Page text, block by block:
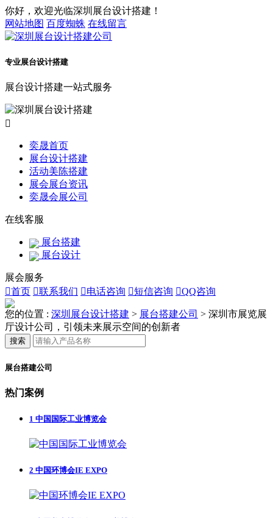
你好，欢迎光临深圳展台设计搭建！
网站地图 百度蜘蛛 在线留言
专业展台设计搭建
展台设计搭建一站式服务

奕晟首页
展台设计搭建
活动美陈搭建
展会展台资讯
奕晟会展公司
在线客服
展台搭建
展台设计
展会服务
首页 联系我们 电话咨询 短信咨询 QQ咨询
您的位置 : 深圳展台设计搭建 > 展台搭建公司 > 深圳市展览展
厅设计公司，引领未来展示空间的创新者
搜索
展台搭建公司
热门案例
1 中国国际工业博览会
2 中国环博会IE EXPO